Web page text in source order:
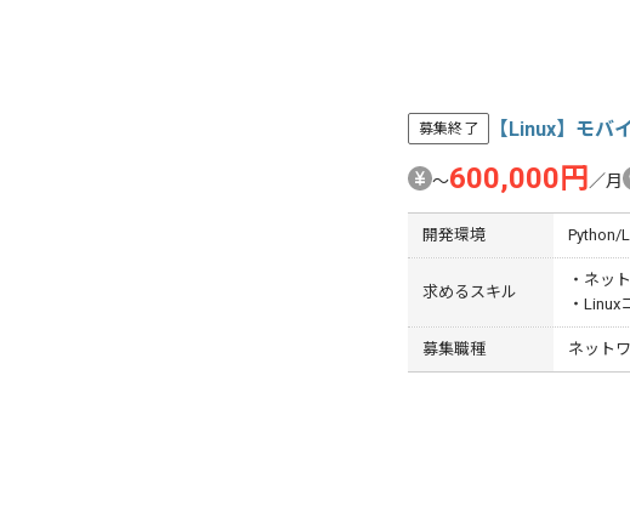
募集終了 【Linux】モバ
〜600,000円 ／月
開発環境 Python/
求めるスキル
・ネッ
・Linux
募集職種 ネット